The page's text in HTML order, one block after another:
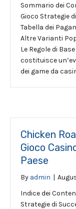
Sommario dei
Gioco Strategie
Tabella dei
Altre Varianti
Le Regole di
costituisce
dei game da
Chicken
Gioco
Paese
By admin |
Indice dei
Strategie di